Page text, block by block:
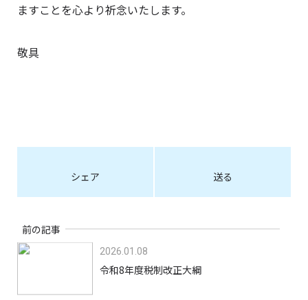
ますことを心より祈念いたします。
敬具
シェア 送る
前の記事
2026.01.08
令和8年度税制改正大綱